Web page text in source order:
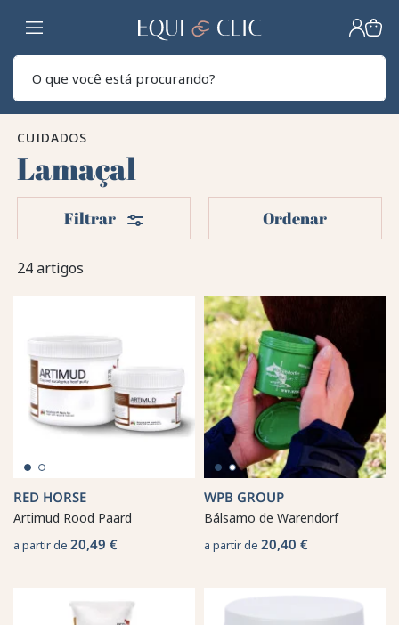
Lar
CUIDADOS
Lamaçal
24 artigos
Filtrar Filters Ordenar
RED HORSE
Artimud Rood Paard
a partir de 20,49 €
WPB GROUP
Bálsamo de Warendorf
a partir de 20,40 €